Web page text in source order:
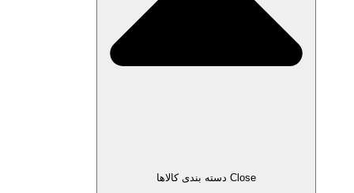
Close دسته بندی کالاها